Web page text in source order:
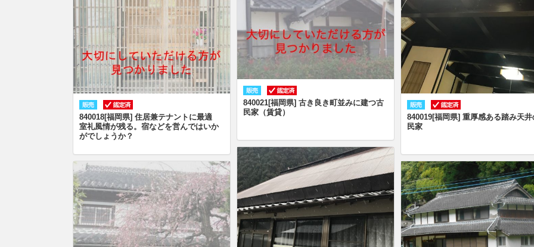
840021[福岡県] 古き良き町並みに建つ古
民家（賃貸）
840018[福岡県] 住居兼テナントに最適
室礼風情が残る。宿などを営んではいか
がでしょうか？
840019[福岡県] 重厚感ある踏み天井
民家